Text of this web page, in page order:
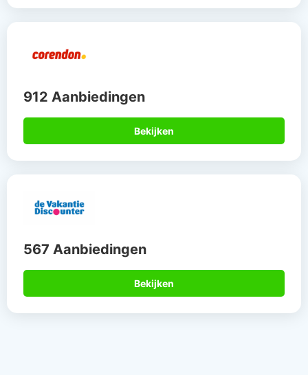
912 Aanbiedingen
Bekijken
567 Aanbiedingen
Bekijken